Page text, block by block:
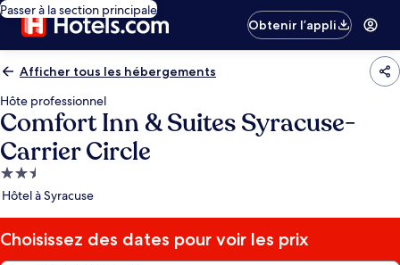
Passer à la section principale
Obtenir l’appli
Afficher tous les hébergements
Hôte professionnel
Comfort Inn & Suites Syracuse-
Carrier Circle
Hébergement
2.5 étoiles
Hôtel à Syracuse
Choisissez des dates pour voir les prix